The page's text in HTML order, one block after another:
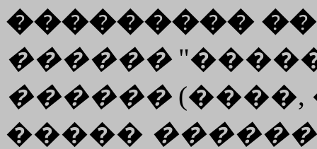
���������
������
������(����,
����� ������